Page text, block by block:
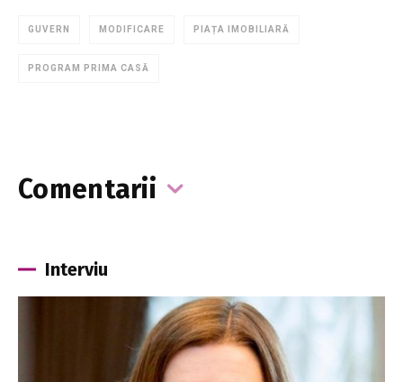
GUVERN MODIFICARE PIAȚA IMOBILIARĂ
PROGRAM PRIMA CASĂ
Comentarii
Interviu